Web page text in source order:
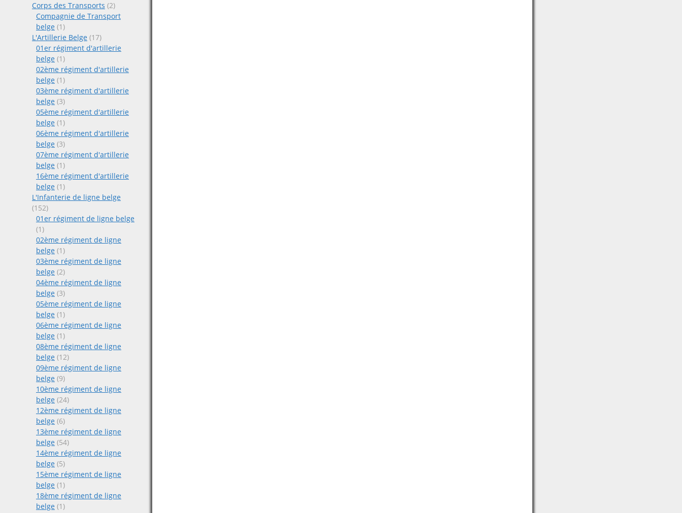
Corps des Transports (2)
Compagnie de Transport
belge (1)
L'Artillerie Belge (17)
01er régiment d'artillerie
belge (1)
02ème régiment d'artillerie
belge (1)
03ème régiment d'artillerie
belge (3)
05ème régiment d'artillerie
belge (1)
06ème régiment d'artillerie
belge (3)
07ème régiment d'artillerie
belge (1)
16ème régiment d'artillerie
belge (1)
L'Infanterie de ligne belge
(152)
01er régiment de ligne belge
(1)
02ème régiment de ligne
belge (1)
03ème régiment de ligne
belge (2)
04ème régiment de ligne
belge (3)
05ème régiment de ligne
belge (1)
06ème régiment de ligne
belge (1)
08ème régiment de ligne
belge (12)
09ème régiment de ligne
belge (9)
10ème régiment de ligne
belge (24)
12ème régiment de ligne
belge (6)
13ème régiment de ligne
belge (54)
14ème régiment de ligne
belge (5)
15ème régiment de ligne
belge (1)
18ème régiment de ligne
belge (1)